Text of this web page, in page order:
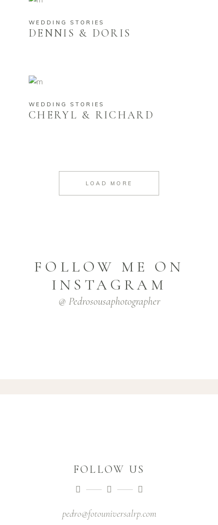
WEDDING STORIES
DENNIS & DORIS
WEDDING STORIES
CHERYL & RICHARD
LOAD MORE
FOLLOW ME ON
INSTAGRAM
@ Pedrosousaphotographer
FOLLOW US
pedro@fotouniversalrp.com